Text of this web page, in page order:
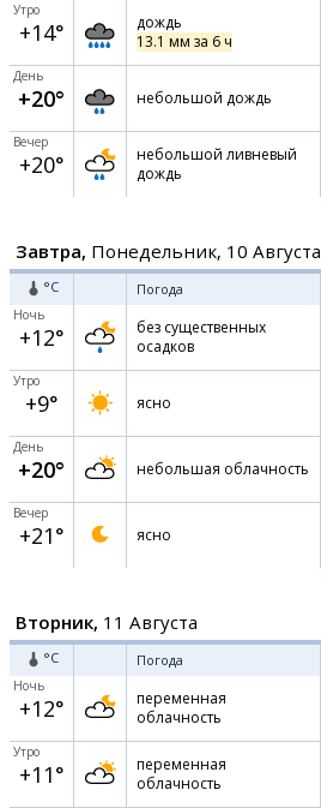
Утро
+14°
дождь
13.1 мм за 6 ч
День
+20° небольшой дождь
Вечер
+20°
небольшой ливневый
дождь
Завтра, Понедельник, 10 Августа
°C Погода
Ночь
+12°
без существенных
осадков
Утро
+9° ясно
День
+20° небольшая облачность
Вечер
+21° ясно
Вторник, 11 Августа
°C Погода
Ночь
+12°
переменная
облачность
Утро
+11°
переменная
облачность